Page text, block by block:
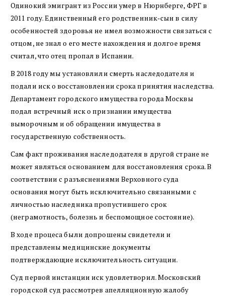
Одинокий эмигрант из России умер в Нюрнберге, ФРГ в
2011 году. Единственный его родственник-сын в силу
особенностей здоровья не имел возможности связаться с
отцом, не знал о его месте нахождения и долгое время
считал, что отец пропал в Испании.
В 2018 году мы установлили смерть наследодателя и
подали иск о восстановлении срока принятия наследства.
Департамент городского имущества города Москвы
подал встречный иск о признании имущества
выморочным и об обращении имущества в
государственную собственность.
Сам факт проживания наследодателя в другой стране не
может являться основанием для восстановления срока. В
соответствии с разъяснениями Верховного суда
основания могут быть исключительно связанными с
личностью наследника пропустившего срок
(неграмотность, болезнь и беспомощное состояние).
В ходе процеса были допрошены свидетели и
представлены медицинские документы
подтверждающие исключительность ситуации.
Суд первой инстанции иск удовлетворил. Московский
городской суд рассмотрев апелляционную жалобу